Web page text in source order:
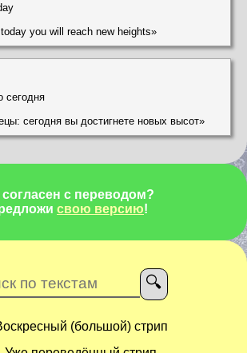
you will reach new heights»
сегодня
сегодня вы достигнете новых высот»
согласен с переводом?
свою версию!
(большой) стрип